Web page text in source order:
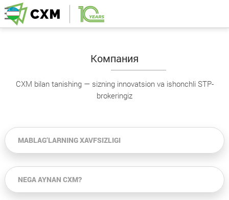
Компания
CXM bilan tanishing — sizning innovatsion va ishonchli STP-
brokeringiz
MABLAG‘LARNING XAVFSIZLIGI
NEGA AYNAN CXM?